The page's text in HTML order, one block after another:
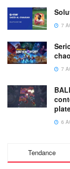
7
7
6
Tendance